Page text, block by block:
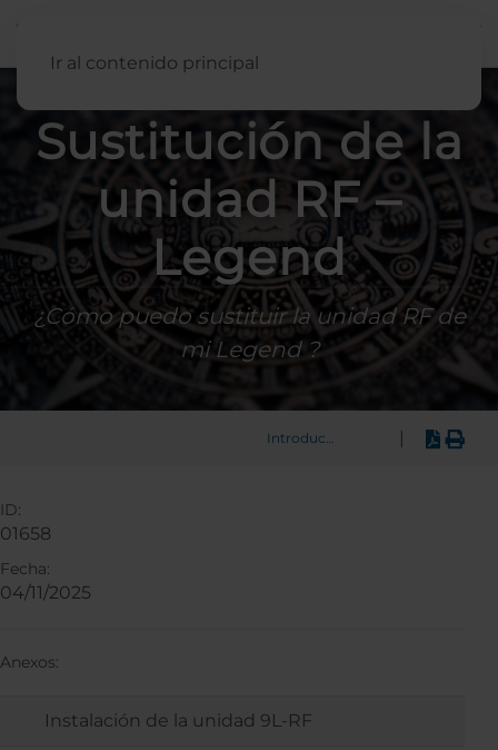
Ir al contenido principal
Sustitución de la
unidad RF –
Legend
¿Cómo puedo sustituir la unidad RF de
mi Legend ?
Introducción
ID:
01658
Fecha:
04/11/2025
Anexos:
Instalación de la unidad 9L-RF